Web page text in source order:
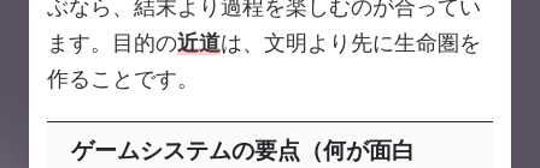
ぶなら、結末より過程を楽しむのが合ってい
ます。目的の近道は、文明より先に生命圏を
作ることです。
ゲームシステムの要点（何が面白